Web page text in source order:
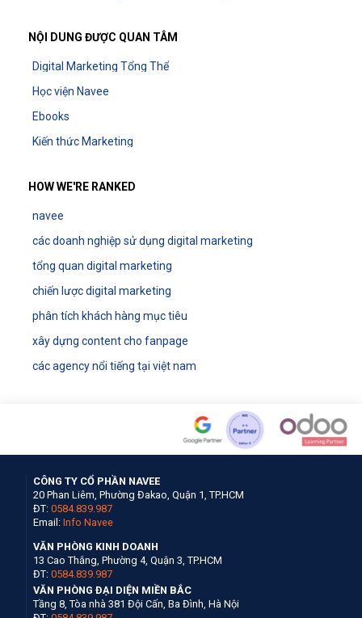
NỘI DUNG ĐƯỢC QUAN TÂM
Digital Marketing Tổng Thể
Học viện Navee
Ebooks
Kiến thức Marketing
HOW WE'RE RANKED
navee
các doanh nghiệp sử dụng digital marketing
tổng quan digital marketing
chiến lược digital marketing
phân tích khách hàng mục tiêu
xây dựng content cho fanpage
các agency nổi tiếng tại việt nam
CÔNG TY CỔ PHẦN NAVEE
20 Phan Liêm, Phường Đakao, Quận 1, TP.HCM
ĐT: 0584.839.987
Email: Info Navee
VĂN PHÒNG KINH DOANH
13 Cao Thắng, Phường 4, Quận 3, TP.HCM
ĐT: 0584.839.987
VĂN PHÒNG ĐẠI DIỆN MIỀN BẮC
Tầng 8, Tòa nhà 381 Đội Cấn, Ba Đình, Hà Nội